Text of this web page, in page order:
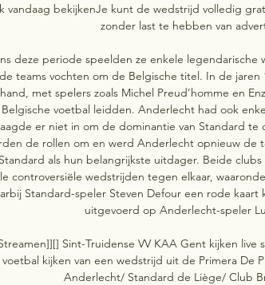
vandaag bekijkenJe kunt de wedstrijd volledig
zonder last te hebben van
deze periode speelden ze enkele legendarische
teams vochten om de Belgische titel. In de jaren
met spelers zoals Michel Preud’homme en
voetbal leidden. Anderlecht had ook
er niet in om de dominantie van Standard te
de rollen om en werd Anderlecht opnieuw de
als hun belangrijkste uitdager. Beide
controversiële wedstrijden tegen elkaar,
Standard-speler Steven Defour een rode
uitgevoerd op Anderlecht-speler
Sint-Truidense VV KAA Gent kijken
voetbal kijken van een wedstrijd uit de Primera De
Anderlecht/ Standard de Liège/ Club